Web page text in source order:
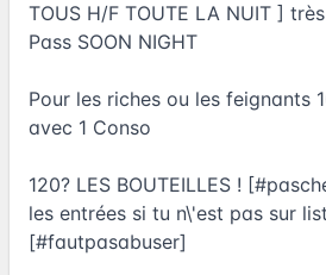
TOUS H/F TOUTE LA NUIT ]
Pass SOON NIGHT
Pour les riches ou les feignants
avec 1 Conso
120? LES BOUTEILLES !
les entrées si tu n\'est pas sur
[#fautpasabuser]